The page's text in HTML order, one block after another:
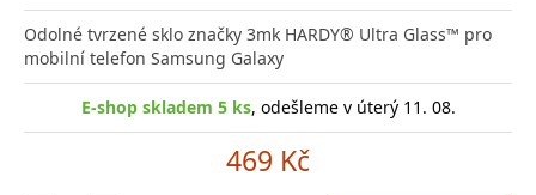
Odolné tvrzené sklo značky 3mk HARDY® Ultra Glass™ pro
mobilní telefon Samsung Galaxy
E-shop skladem 5 ks, odešleme v úterý 11. 08.
469 Kč